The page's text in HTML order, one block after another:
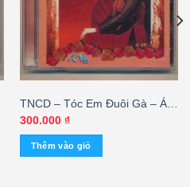
TNCD – Tóc Em Đuôi Gà – Ái
Vân (KGTH9)
300.000 ₫
Thêm vào giỏ